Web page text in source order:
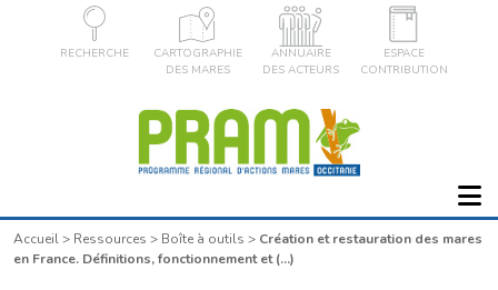
RECHERCHE
CARTOGRAPHIE
DES MARES
ANNUAIRE
DES ACTEURS
ESPACE
CONTRIBUTION
Accueil> Ressources > Boîte à outils > Création et restauration des mares
en France. Définitions, fonctionnement et (…)